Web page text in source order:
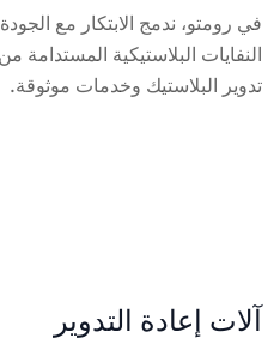
في رومتو، ندمج الابتكار مع
النفايات البلاستيكية المستدامة
تدوير البلاستيك وخدمات موثوقة.
آلات إعادة التدوير